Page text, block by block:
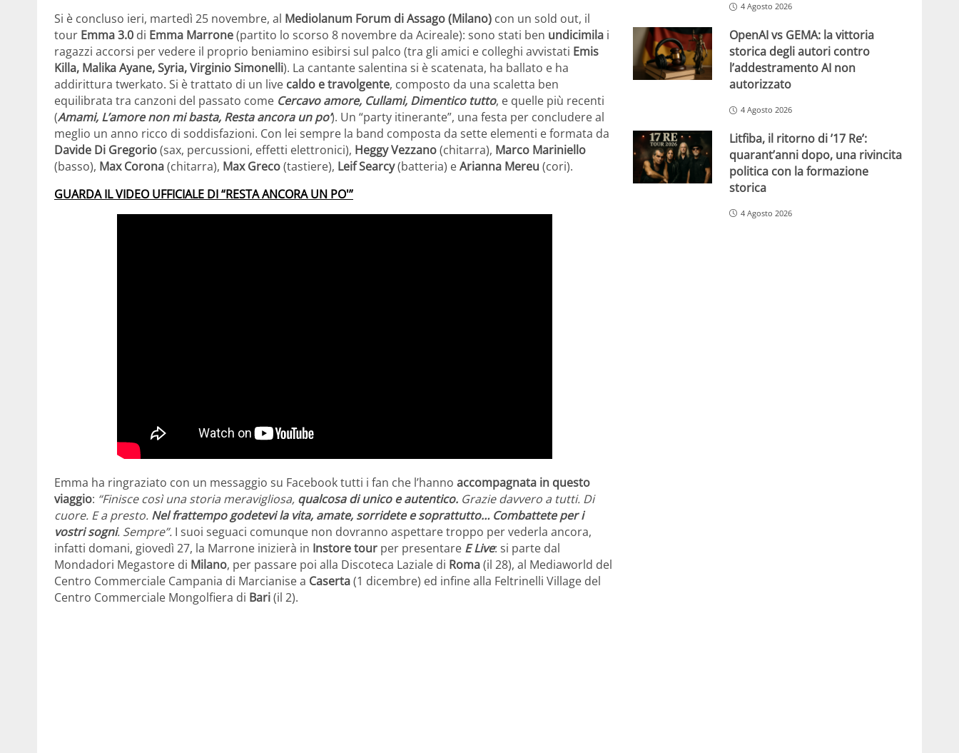
Si è concluso ieri, martedì 25 novembre, al Mediolanum Forum di Assago (Milano) con un sold out, il
tour Emma 3.0 di Emma Marrone(partito lo scorso 8 novembre da Acireale): sono stati ben undicimila i
ragazzi accorsi per vedere il proprio beniamino esibirsi sul palco (tra gli amici e colleghi avvistati Emis
Killa, Malika Ayane, Syria, Virginio Simonelli). La cantante salentina si è scatenata, ha ballato e ha
addirittura twerkato. Si è trattato di un live caldo e travolgente, composto da una scaletta ben
equilibrata tra canzoni del passato come Cercavo amore, Cullami, Dimentico tutto, e quelle più recenti
(Amami, L’amore non mi basta, Resta ancora un po’). Un “party itinerante”, una festa per concludere al
meglio un anno ricco di soddisfazioni. Con lei sempre la band composta da sette elementi e formata da
Davide Di Gregorio(sax, percussioni, effetti elettronici), Heggy Vezzano(chitarra), Marco Mariniello
(basso), Max Corona(chitarra), Max Greco(tastiere), Leif Searcy(batteria) eArianna Mereu (cori).
GUARDA IL VIDEO UFFICIALE DI “RESTA ANCORA UN PO'”
Emma ha ringraziato con un messaggio su Facebook tutti i fan che l’hanno accompagnata in questo
viaggio: “Finisce così una storia meravigliosa, qualcosa di unico e autentico. Grazie davvero a tutti. Di
cuore. E a presto. Nel frattempo godetevi la vita, amate, sorridete e soprattutto… Combattete per i
vostri sogni. Sempre”. I suoi seguaci comunque non dovranno aspettare troppo per vederla ancora,
infatti domani, giovedì 27, la Marrone inizierà in Instore tour per presentare E Live: si parte dal
Mondadori Megastore di Milano, per passare poi alla Discoteca Laziale di Roma(il 28), al Mediaworld del
Centro Commerciale Campania di Marcianise a Caserta(1 dicembre) ed infine alla Feltrinelli Village del
Centro Commerciale Mongolfiera di Bari(il 2).
4 Agosto 2026
OpenAI vs GEMA: la vittoria
storica degli autori contro
l’addestramento AI non
autorizzato
4 Agosto 2026
Litfiba, il ritorno di ’17 Re’:
quarant’anni dopo, una rivincita
politica con la formazione
storica
4 Agosto 2026